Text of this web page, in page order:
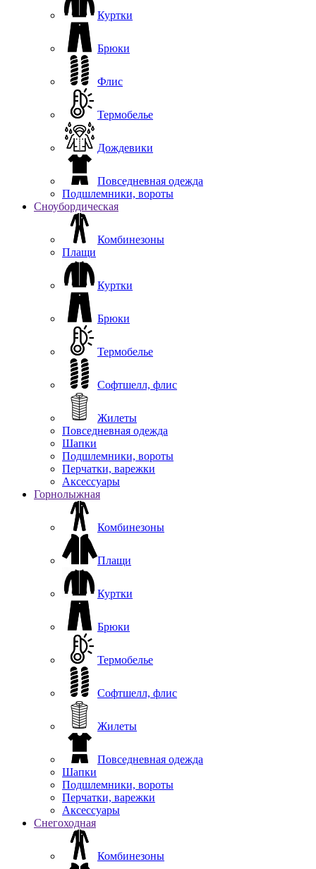
Куртки
Брюки
Флис
Термобелье
Дождевики
Повседневная одежда
Подшлемники, вороты
Сноубордическая
Комбинезоны
Плащи
Куртки
Брюки
Термобелье
Софтшелл, флис
Жилеты
Повседневная одежда
Шапки
Подшлемники, вороты
Перчатки, варежки
Аксессуары
Горнолыжная
Комбинезоны
Плащи
Куртки
Брюки
Термобелье
Софтшелл, флис
Жилеты
Повседневная одежда
Шапки
Подшлемники, вороты
Перчатки, варежки
Аксессуары
Снегоходная
Комбинезоны